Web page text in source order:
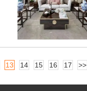
13 14 15 16 17 >>